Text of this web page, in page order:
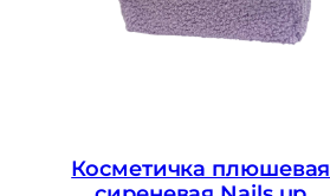
Косметичка плюшевая